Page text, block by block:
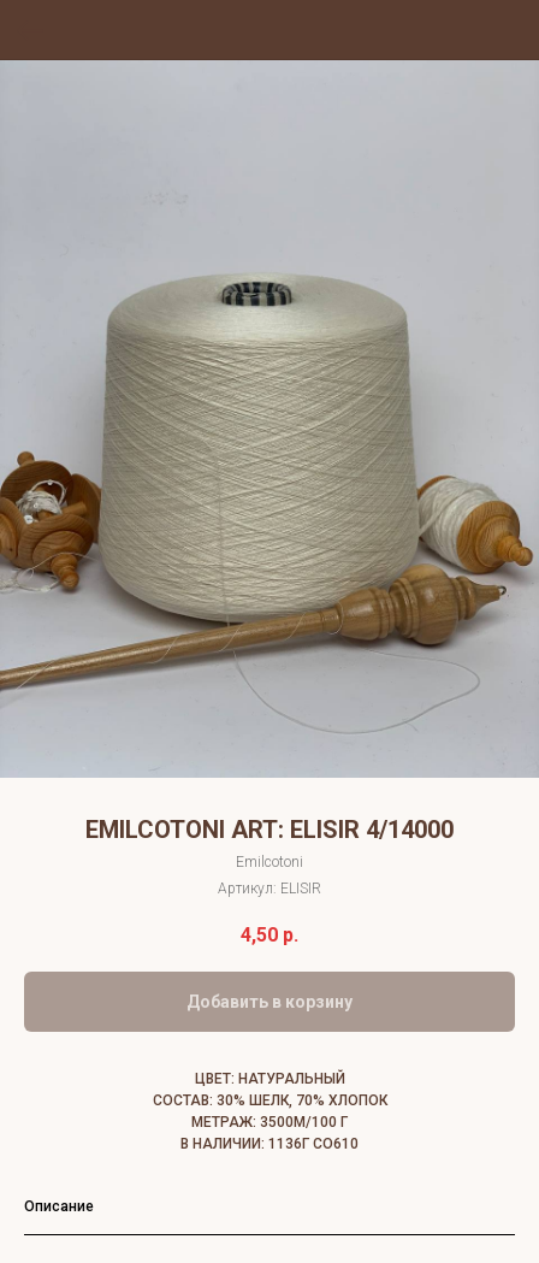
EMILCOTONI ART: ELISIR 4/14000
Emilcotoni
Артикул: ELISIR
4,50 р.
Добавить в корзину
ЦВЕТ: НАТУРАЛЬНЫЙ
СОСТАВ: 30% ШЕЛК, 70% ХЛОПОК
МЕТРАЖ: 3500М/100 Г
В НАЛИЧИИ: 1136Г СО610
Описание